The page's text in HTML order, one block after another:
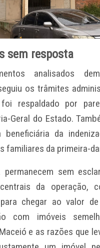
sem resposta
analisados
os trâmites
respaldado por
Geral do Estado.
beneficiária da
familiares da primeira-
permanecem sem
da operação,
chegar ao valor
com imóveis
e as razões que